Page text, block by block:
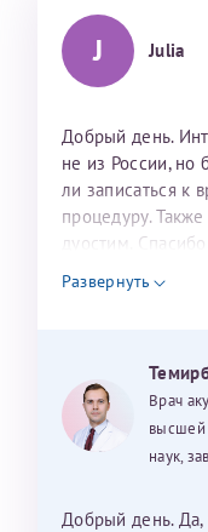
J Julia
Добрый день.
не из России, но
ли записаться к
процедуру.
дуостим.
Развернуть
Врач
высшей
наук,
Добрый день. Да,